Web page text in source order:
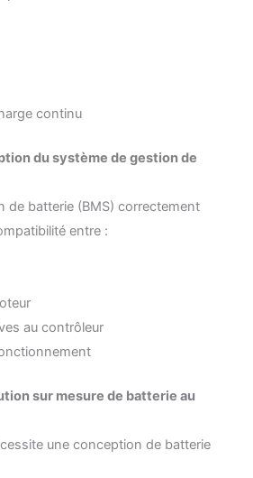
continu
du système de gestion de
de batterie (BMS) correctement
entre :
au contrôleur
sur mesure de batterie au
une conception de batterie